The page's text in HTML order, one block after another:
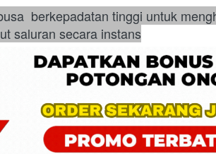
berkepadatan tinggi untuk
saluran secara instans